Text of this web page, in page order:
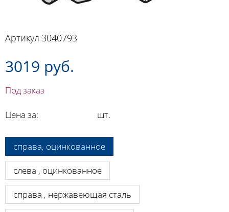
Артикул 3040793
3019 руб.
Под заказ
Цена за: шт.
справа, оцинкованное
слева , оцинкованное
справа , нержавеющая сталь